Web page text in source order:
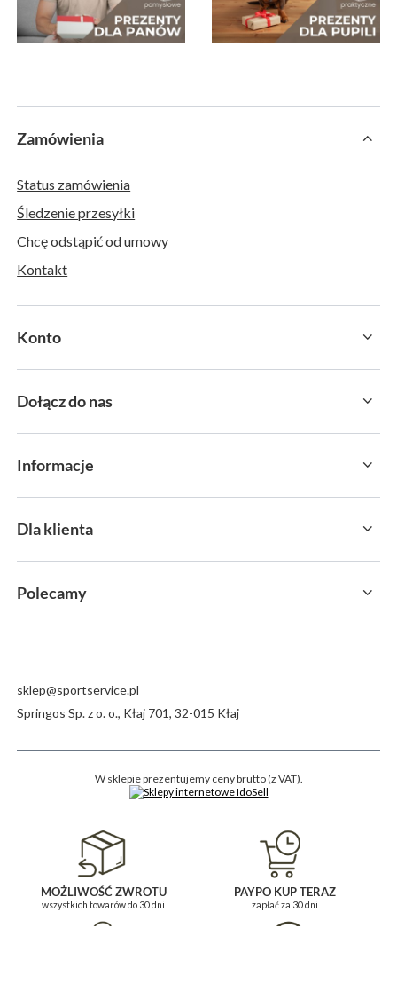
Zamówienia
Status zamówienia
Śledzenie przesyłki
Chcę odstąpić od umowy
Kontakt
Konto
Dołącz do nas
Informacje
Dla klienta
Polecamy
sklep@sportservice.pl
Springos Sp. z o. o., Kłaj 701,32-015 Kłaj
W sklepie prezentujemy ceny brutto (z VAT).
MOŻLIWOŚĆ ZWROTU
wszystkich towarów do 30 dni
PAYPO KUP TERAZ
zapłać za 30 dni